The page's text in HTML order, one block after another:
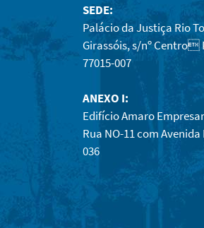
SEDE:
Palácio da Justiça Rio
Girassóis, s/nº Centro
77015-007
ANEXO I:
Edifício Amaro
Rua NO-11 com Avenida
036